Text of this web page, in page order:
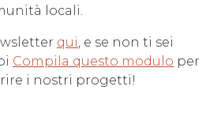
locali.
qui, e se non ti sei
Compila questo modulo per
i nostri progetti!